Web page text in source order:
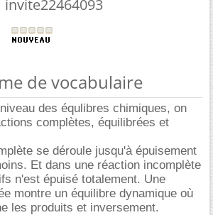
invite22464093
de vocabulaire
des équlibres chimiques, on
complètes, équilibrées et
se déroule jusqu'à épuisement
Et dans une réaction incomplète
n'est épuisé totalement. Une
montre un équilibre dynamique où
les produits et inversement.